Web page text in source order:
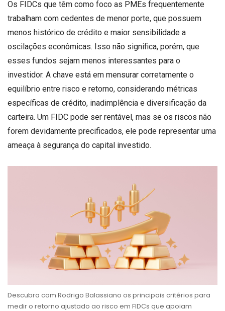
Os FIDCs que têm como foco as PMEs frequentemente
trabalham com cedentes de menor porte, que possuem
menos histórico de crédito e maior sensibilidade a
oscilações econômicas. Isso não significa, porém, que
esses fundos sejam menos interessantes para o
investidor. A chave está em mensurar corretamente o
equilíbrio entre risco e retorno, considerando métricas
específicas de crédito, inadimplência e diversificação da
carteira. Um FIDC pode ser rentável, mas se os riscos não
forem devidamente precificados, ele pode representar uma
ameaça à segurança do capital investido.
Descubra com Rodrigo Balassiano os principais critérios para
medir o retorno ajustado ao risco em FIDCs que apoiam